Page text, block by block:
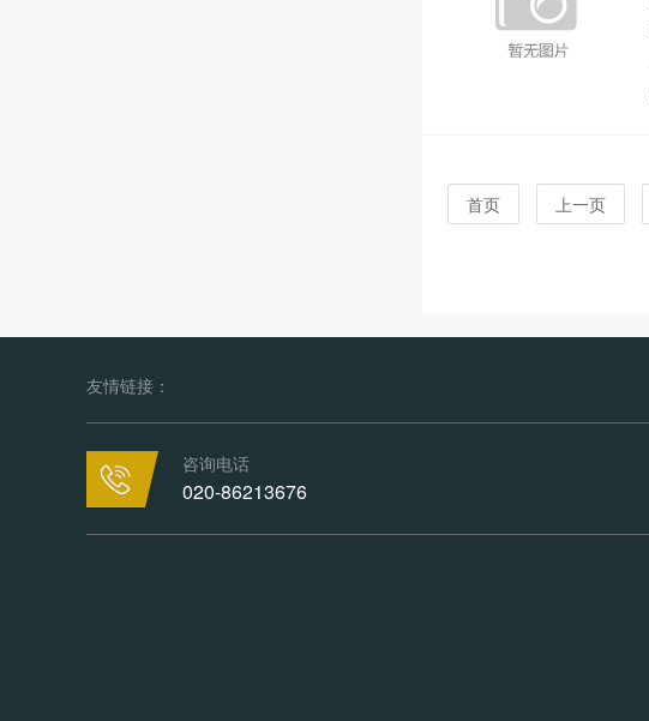
首页 上一页
友情链接：
咨询电话
020-86213676